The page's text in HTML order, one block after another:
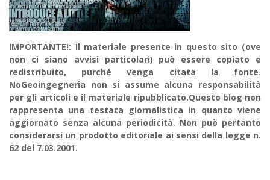
IMPORTANTE!: Il materiale presente in questo sito (ove
non ci siano avvisi particolari) può essere copiato e
redistribuito, purché venga citata la fonte.
NoGeoingegneria non si assume alcuna responsabilità
per gli articoli e il materiale ripubblicato.Questo blog non
rappresenta una testata giornalistica in quanto viene
aggiornato senza alcuna periodicità. Non può pertanto
considerarsi un prodotto editoriale ai sensi della legge n.
62 del 7.03.2001.